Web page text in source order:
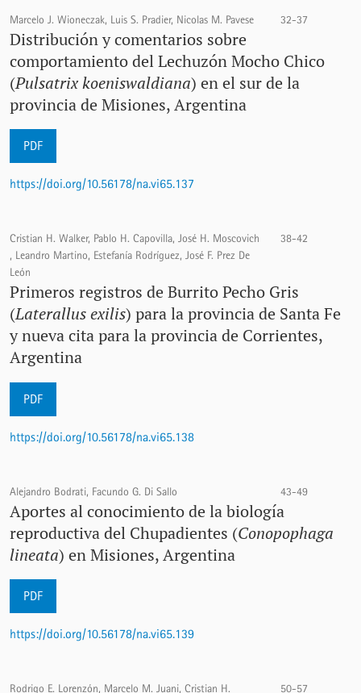
Marcelo J. Wioneczak, Luis S. Pradier, Nicolas M. Pavese 32-37
Distribución y comentarios sobre
comportamiento del Lechuzón Mocho Chico
(Pulsatrix koeniswaldiana) en el sur de la
provincia de Misiones, Argentina
PDF
https://doi.org/10.56178/na.vi65.137
Cristian H. Walker, Pablo H. Capovilla, José H. Moscovich
, Leandro Martino, Estefanía Rodríguez, José F. Prez De
León
38-42
Primeros registros de Burrito Pecho Gris
(Laterallus exilis) para la provincia de Santa Fe
y nueva cita para la provincia de Corrientes,
Argentina
PDF
https://doi.org/10.56178/na.vi65.138
Alejandro Bodrati, Facundo G. Di Sallo 43-49
Aportes al conocimiento de la biología
reproductiva del Chupadientes (Conopophaga
lineata) en Misiones, Argentina
PDF
https://doi.org/10.56178/na.vi65.139
Rodrigo E. Lorenzón, Marcelo M. Juani, Cristian H.
50-57